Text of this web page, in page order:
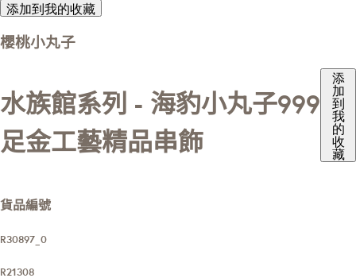
添加到我的收藏
櫻桃小丸子
水族館系列 - 海豹小丸子999
足金工藝精品串飾
添
加
到
我
的
收
藏
貨品編號
R30897_0
R21308